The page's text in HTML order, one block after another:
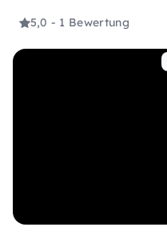
5,0 - 1 Bewertung